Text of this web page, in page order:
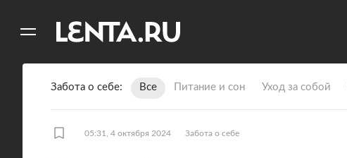
Забота о себе Все Питание и сон Уход за собой
05:31, 4 октября 2024 Забота о себе